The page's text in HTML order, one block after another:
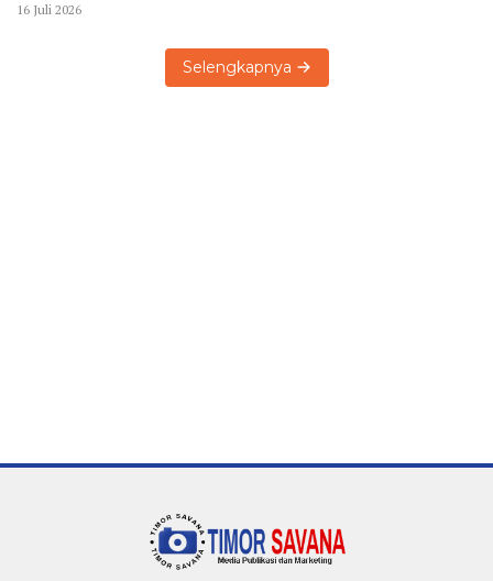
16 Juli 2026
Selengkapnya